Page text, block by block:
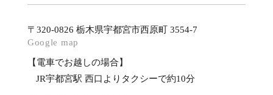
〒320-0826 栃木県宇都宮市西原町 3554-7
Google map
【電車でお越しの場合】
JR宇都宮駅 西口よりタクシーで約10分